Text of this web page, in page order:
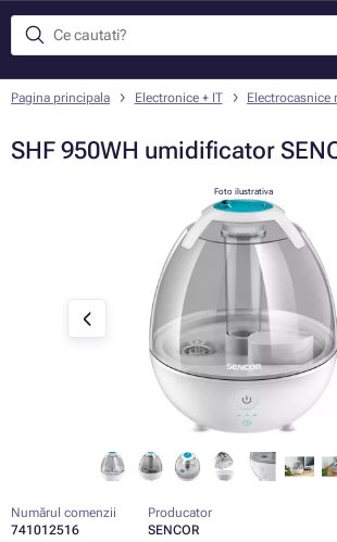
Pagina principala Electronice + IT Electrocasnice
SHF 950WH umidificator
Foto ilustrativa
Numărul comenzii
741012516
Producator
SENCOR